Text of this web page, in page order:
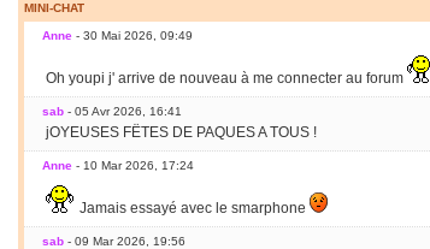
MINI-CHAT
Anne - 30 Mai 2026, 09:49
Oh youpi j' arrive de nouveau à me connecter au forum
sab - 05 Avr 2026, 16:41
jOYEUSES FËTES DE PAQUES A TOUS !
Anne - 10 Mar 2026, 17:24
Jamais essayé avec le smarphone
sab - 09 Mar 2026, 19:56